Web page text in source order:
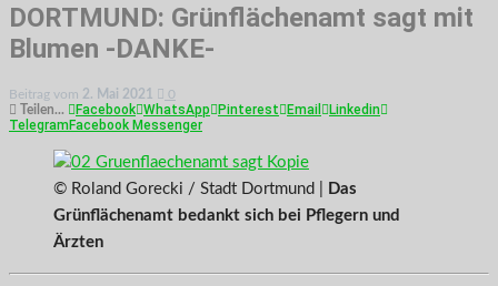
DORTMUND: Grünflächenamt sagt mit
Blumen -DANKE-
Beitrag vom 2. Mai 2021
0
Teilen...
Facebook WhatsApp Pinterest Email
Linkedin
TelegramFacebook Messenger
© Roland Gorecki / Stadt Dortmund |
Das
Grünflächenamt bedankt sich bei Pflegern und
Ärzten